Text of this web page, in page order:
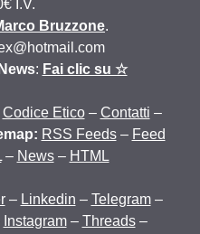
I.V.
Bruzzone.
: Fai clic su ☆
Codice Etico– Contatti –
RSS Feeds– Feed
– News– HTML
– Linkedin – Telegram–
Instagram– Threads–